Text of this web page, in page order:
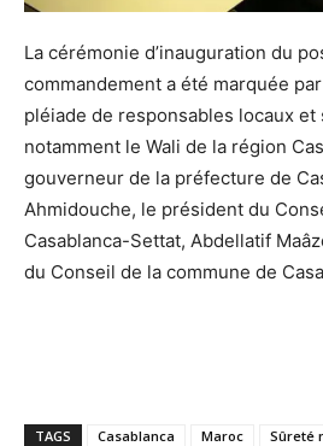
La cérémonie d’inauguration du
commandement a été marquée
pléiade de responsables locaux et
notamment le Wali de la région
gouverneur de la préfecture de
Ahmidouche, le président du
Casablanca-Settat, Abdellatif
du Conseil de la commune de
TAGS Casablanca Maroc Sûreté